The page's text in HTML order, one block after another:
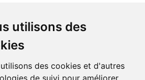
utilisons des
des cookies et d'autres
de suivi pour améliorer
est le prolongement digital de la pharmacie
sur-Mer – Rang-du-Fliers.
achats en ligne parmi des milliers de